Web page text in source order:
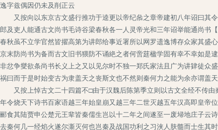
逸字兹偶因仍未及削正云
又按向以东京古文盛行推功于逵更以帝纪叅之章帝建初八年诏曰其
郎及吏人能通古文尚书毛诗谷梁春秋各一人灵帝光和三年诏举能通尚书
春秋虽不立学官然皆擢高第为讲郎给事近署所以网罗遗逸博存众家其盛
京末防尚书为备而古文旧书猥防不诵絶之者何啻莛楹学固有幸不幸如是
非忿争燮欲条尚书长义上之又以见尔时不独一郑氏家法且广为讲肄徒众
祸曰而于是时始变古为隶盖天之丧斯文也不然则秦何力之能为余亦谓盖
又按上悼古文二十四篇不□由于汉魏后陈第季立则以古文全经不传由
年令烧天下诗书百家语越三年始皇崩又越三年二世灭越五年汉高即皇帝
郦食其陆贾申公楚元王辈皆秦儒生岂以十二年之间遂至一废埽地庄子云
去秦何几一经焰火遂尔澌灭何也岂秦及战国功利之习浃人肤髓而士生其